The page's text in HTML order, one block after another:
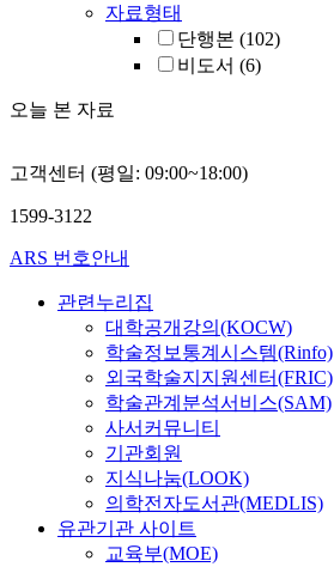
자료형태
단행본 (102)
비도서 (6)
오늘 본 자료
고객센터 (평일: 09:00~18:00)
1599-3122
ARS 번호안내
관련누리집
대학공개강의(KOCW)
학술정보통계시스템(Rinfo)
외국학술지지원센터(FRIC)
학술관계분석서비스(SAM)
사서커뮤니티
기관회원
지식나눔(LOOK)
의학전자도서관(MEDLIS)
유관기관 사이트
교육부(MOE)